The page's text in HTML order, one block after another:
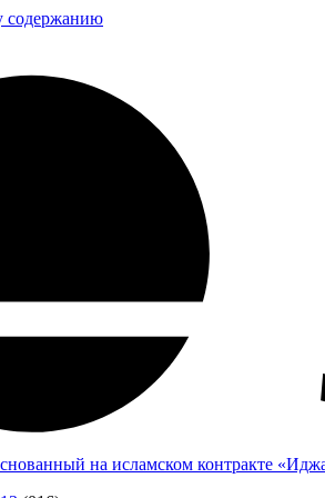
содержанию
на исламском контракте